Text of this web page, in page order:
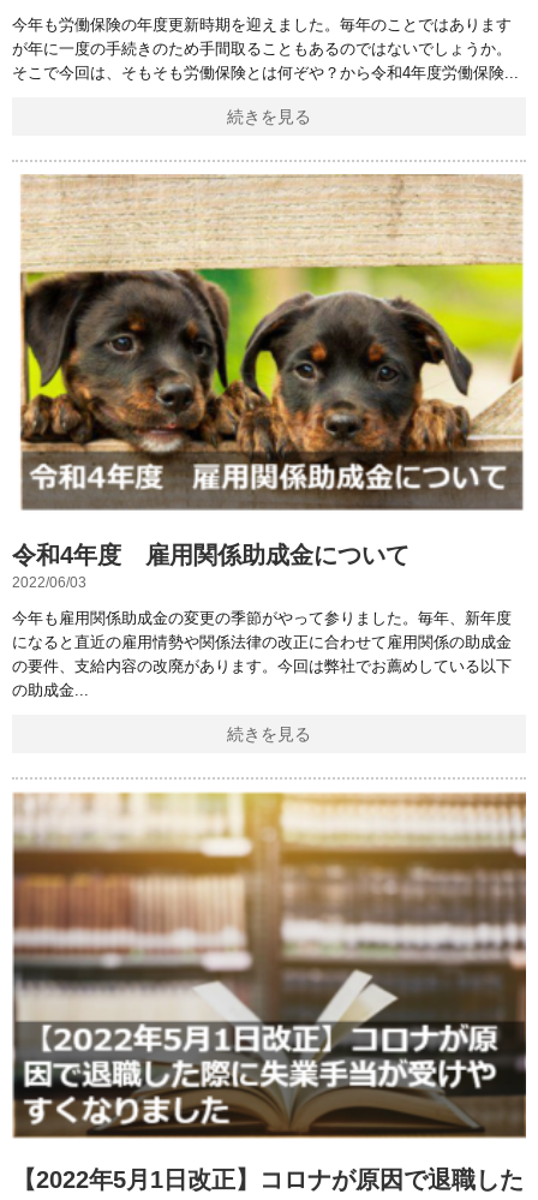
今年も労働保険の年度更新時期を迎えました。毎年のことではあります
が年に一度の手続きのため手間取ることもあるのではないでしょうか。
そこで今回は、そもそも労働保険とは何ぞや？から令和4年度労働保険
続きを見る
令和4年度 雇用関係助成金について
2022/06/03
今年も雇用関係助成金の変更の季節がやって参りました。毎年、新年度
になると直近の雇用情勢や関係法律の改正に合わせて雇用関係の助成金
の要件、支給内容の改廃があります。今回は弊社でお薦めしている以下
の助成金
続きを見る
【2022年5月1日改正】コロナが原因で退職した